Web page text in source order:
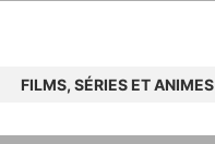
FILMS, SÉRIES ET ANIMES